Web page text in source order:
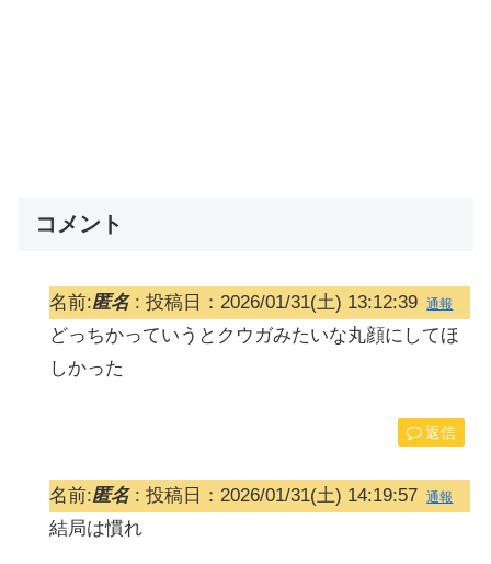
コメント
名前:匿名: 投稿日：2026/01/31(土) 13:12:39 通報
どっちかっていうとクウガみたいな丸顔にしてほ
しかった
返信
名前:匿名: 投稿日：2026/01/31(土) 14:19:57 通報
結局は慣れ